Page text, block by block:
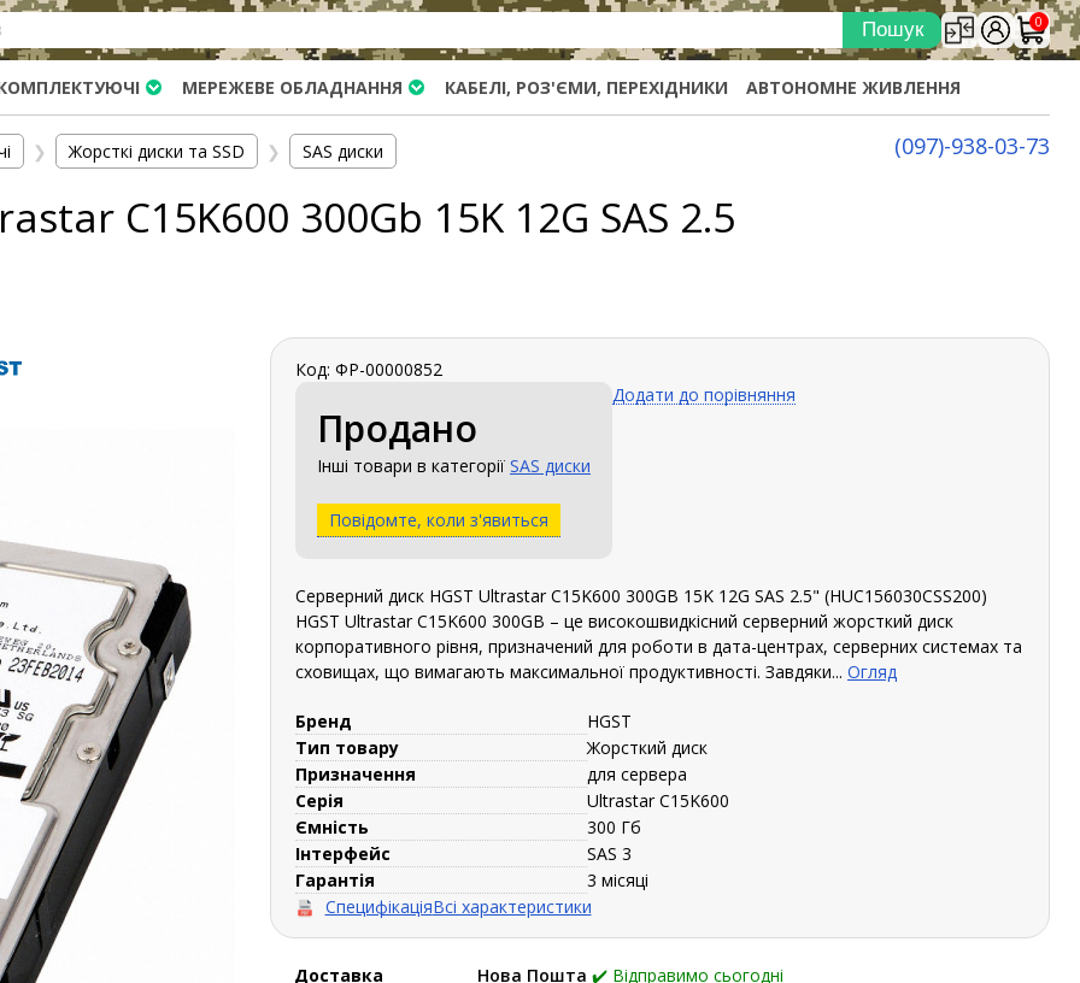
0
МЕРЕЖЕВЕ ОБЛАДНАННЯ КАБЕЛІ, РОЗ'ЄМИ, ПЕРЕХІДНИКИ АВТОНОМНЕ ЖИВЛЕННЯ
(097)-938-03-73
❯ Жорсткі диски та SSD ❯ SAS диски
C15K600 300Gb 15K 12G SAS 2.5
Код: ФР-00000852
Продано
Інші товари в категорії SAS диски
Повідомте, коли з'явиться
Додати до порівняння
Серверний диск HGST Ultrastar C15K600 300GB 15K 12G SAS 2.5" (HUC156030CSS200)
HGST Ultrastar C15K600 300GB – це високошвидкісний серверний жорсткий диск
корпоративного рівня, призначений для роботи в дата-центрах, серверних системах та
сховищах, що вимагають максимальної продуктивності. Завдяки... Огляд
Бренд
HGST
Тип товару
Жорсткий диск
Призначення
для сервера
Серія
Ultrastar C15K600
Ємність
300 Гб
Інтерфейс
SAS 3
Гарантія
3 місяці
СпецифікаціяВсі характеристики
Доставка Нова Пошта ✔️ Відправимо сьогодні